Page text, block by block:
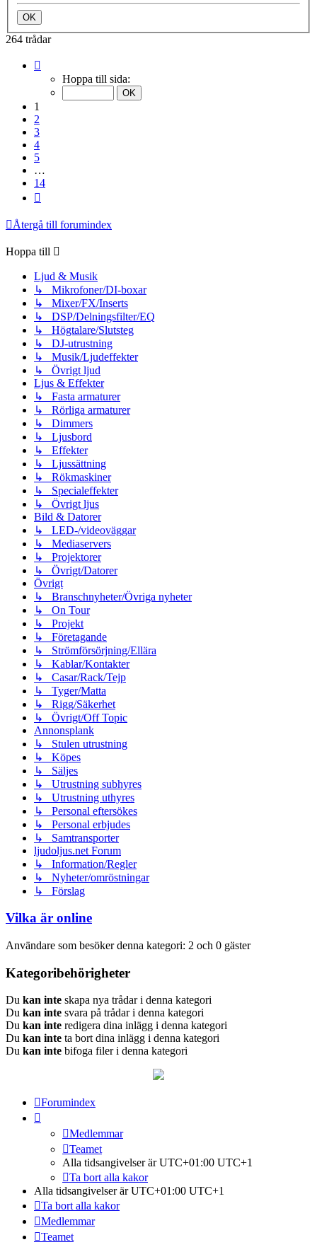
264 trådar
Hoppa till sida:
1
2
3
4
5
…
14
Återgå till forumindex
Hoppa till
Ljud & Musik
↳ Mikrofoner/DI-boxar
↳ Mixer/FX/Inserts
↳ DSP/Delningsfilter/EQ
↳ Högtalare/Slutsteg
↳ DJ-utrustning
↳ Musik/Ljudeffekter
↳ Övrigt ljud
Ljus & Effekter
↳ Fasta armaturer
↳ Rörliga armaturer
↳ Dimmers
↳ Ljusbord
↳ Effekter
↳ Ljussättning
↳ Rökmaskiner
↳ Specialeffekter
↳ Övrigt ljus
Bild & Datorer
↳ LED-/videoväggar
↳ Mediaservers
↳ Projektorer
↳ Övrigt/Datorer
Övrigt
↳ Branschnyheter/Övriga nyheter
↳ On Tour
↳ Projekt
↳ Företagande
↳ Strömförsörjning/Ellära
↳ Kablar/Kontakter
↳ Casar/Rack/Tejp
↳ Tyger/Matta
↳ Rigg/Säkerhet
↳ Övrigt/Off Topic
Annonsplank
↳ Stulen utrustning
↳ Köpes
↳ Säljes
↳ Utrustning subhyres
↳ Utrustning uthyres
↳ Personal eftersökes
↳ Personal erbjudes
↳ Samtransporter
ljudoljus.net Forum
↳ Information/Regler
↳ Nyheter/omröstningar
↳ Förslag
Vilka är online
Användare som besöker denna kategori: 2 och 0 gäster
Kategoribehörigheter
Du kan inte skapa nya trådar i denna kategori
Du kan inte svara på trådar i denna kategori
Du kan inte redigera dina inlägg i denna kategori
Du kan inte ta bort dina inlägg i denna kategori
Du kan inte bifoga filer i denna kategori
Forumindex
Medlemmar
Teamet
Alla tidsangivelser är UTC+01:00 UTC+1
Ta bort alla kakor
Alla tidsangivelser är UTC+01:00 UTC+1
Ta bort alla kakor
Medlemmar
Teamet